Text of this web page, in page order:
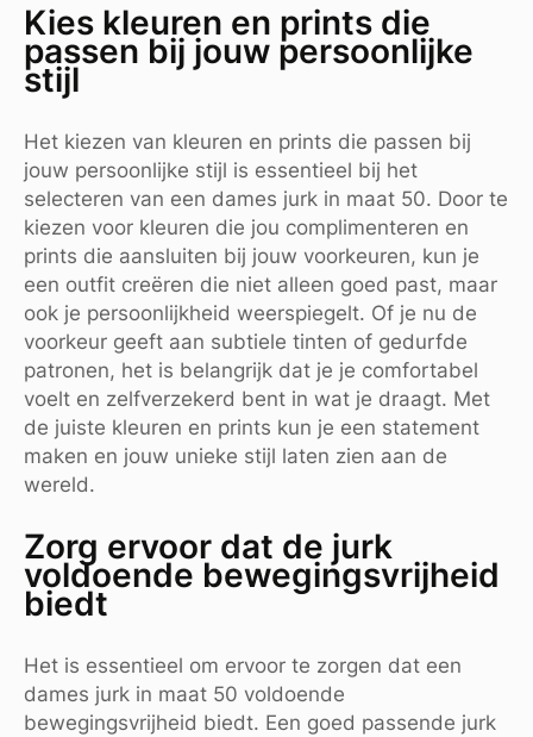
Kies kleuren en prints die
passen bij jouw persoonlijke
stijl
Het kiezen van kleuren en prints die passen bij
jouw persoonlijke stijl is essentieel bij het
selecteren van een dames jurk in maat 50. Door te
kiezen voor kleuren die jou complimenteren en
prints die aansluiten bij jouw voorkeuren, kun je
een outfit creëren die niet alleen goed past, maar
ook je persoonlijkheid weerspiegelt. Of je nu de
voorkeur geeft aan subtiele tinten of gedurfde
patronen, het is belangrijk dat je je comfortabel
voelt en zelfverzekerd bent in wat je draagt. Met
de juiste kleuren en prints kun je een statement
maken en jouw unieke stijl laten zien aan de
wereld.
Zorg ervoor dat de jurk
voldoende bewegingsvrijheid
biedt
Het is essentieel om ervoor te zorgen dat een
dames jurk in maat 50 voldoende
bewegingsvrijheid biedt. Een goed passende jurk